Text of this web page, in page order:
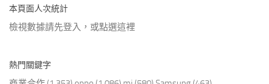
本頁面人次統計
檢視數據請先登入，或點選這裡
熱門關鍵字